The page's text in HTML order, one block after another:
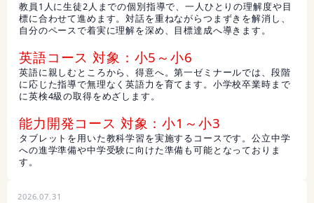
教員1人に生徒2人までの個別指導で、一人ひとりの理解度や目
標に合わせて進めます。対話を重ねながらつまずきを解消し、
自分のペースで着実に理解を深め、目標達成へ導きます。
英語コース 対象：小5～小6
英語に親しむところから、得意へ。第一ゼミナールでは、段階
に応じた指導で無理なく英語力を育てます。小学校卒業時まで
に英検4級の取得をめざします。
能力開発コース 対象：小1～小3
タブレットを用いた教科学習を実施するコースです。公立中学
への進学準備や中学受験に向けた準備も可能となっておりま
す。
2026.07.31